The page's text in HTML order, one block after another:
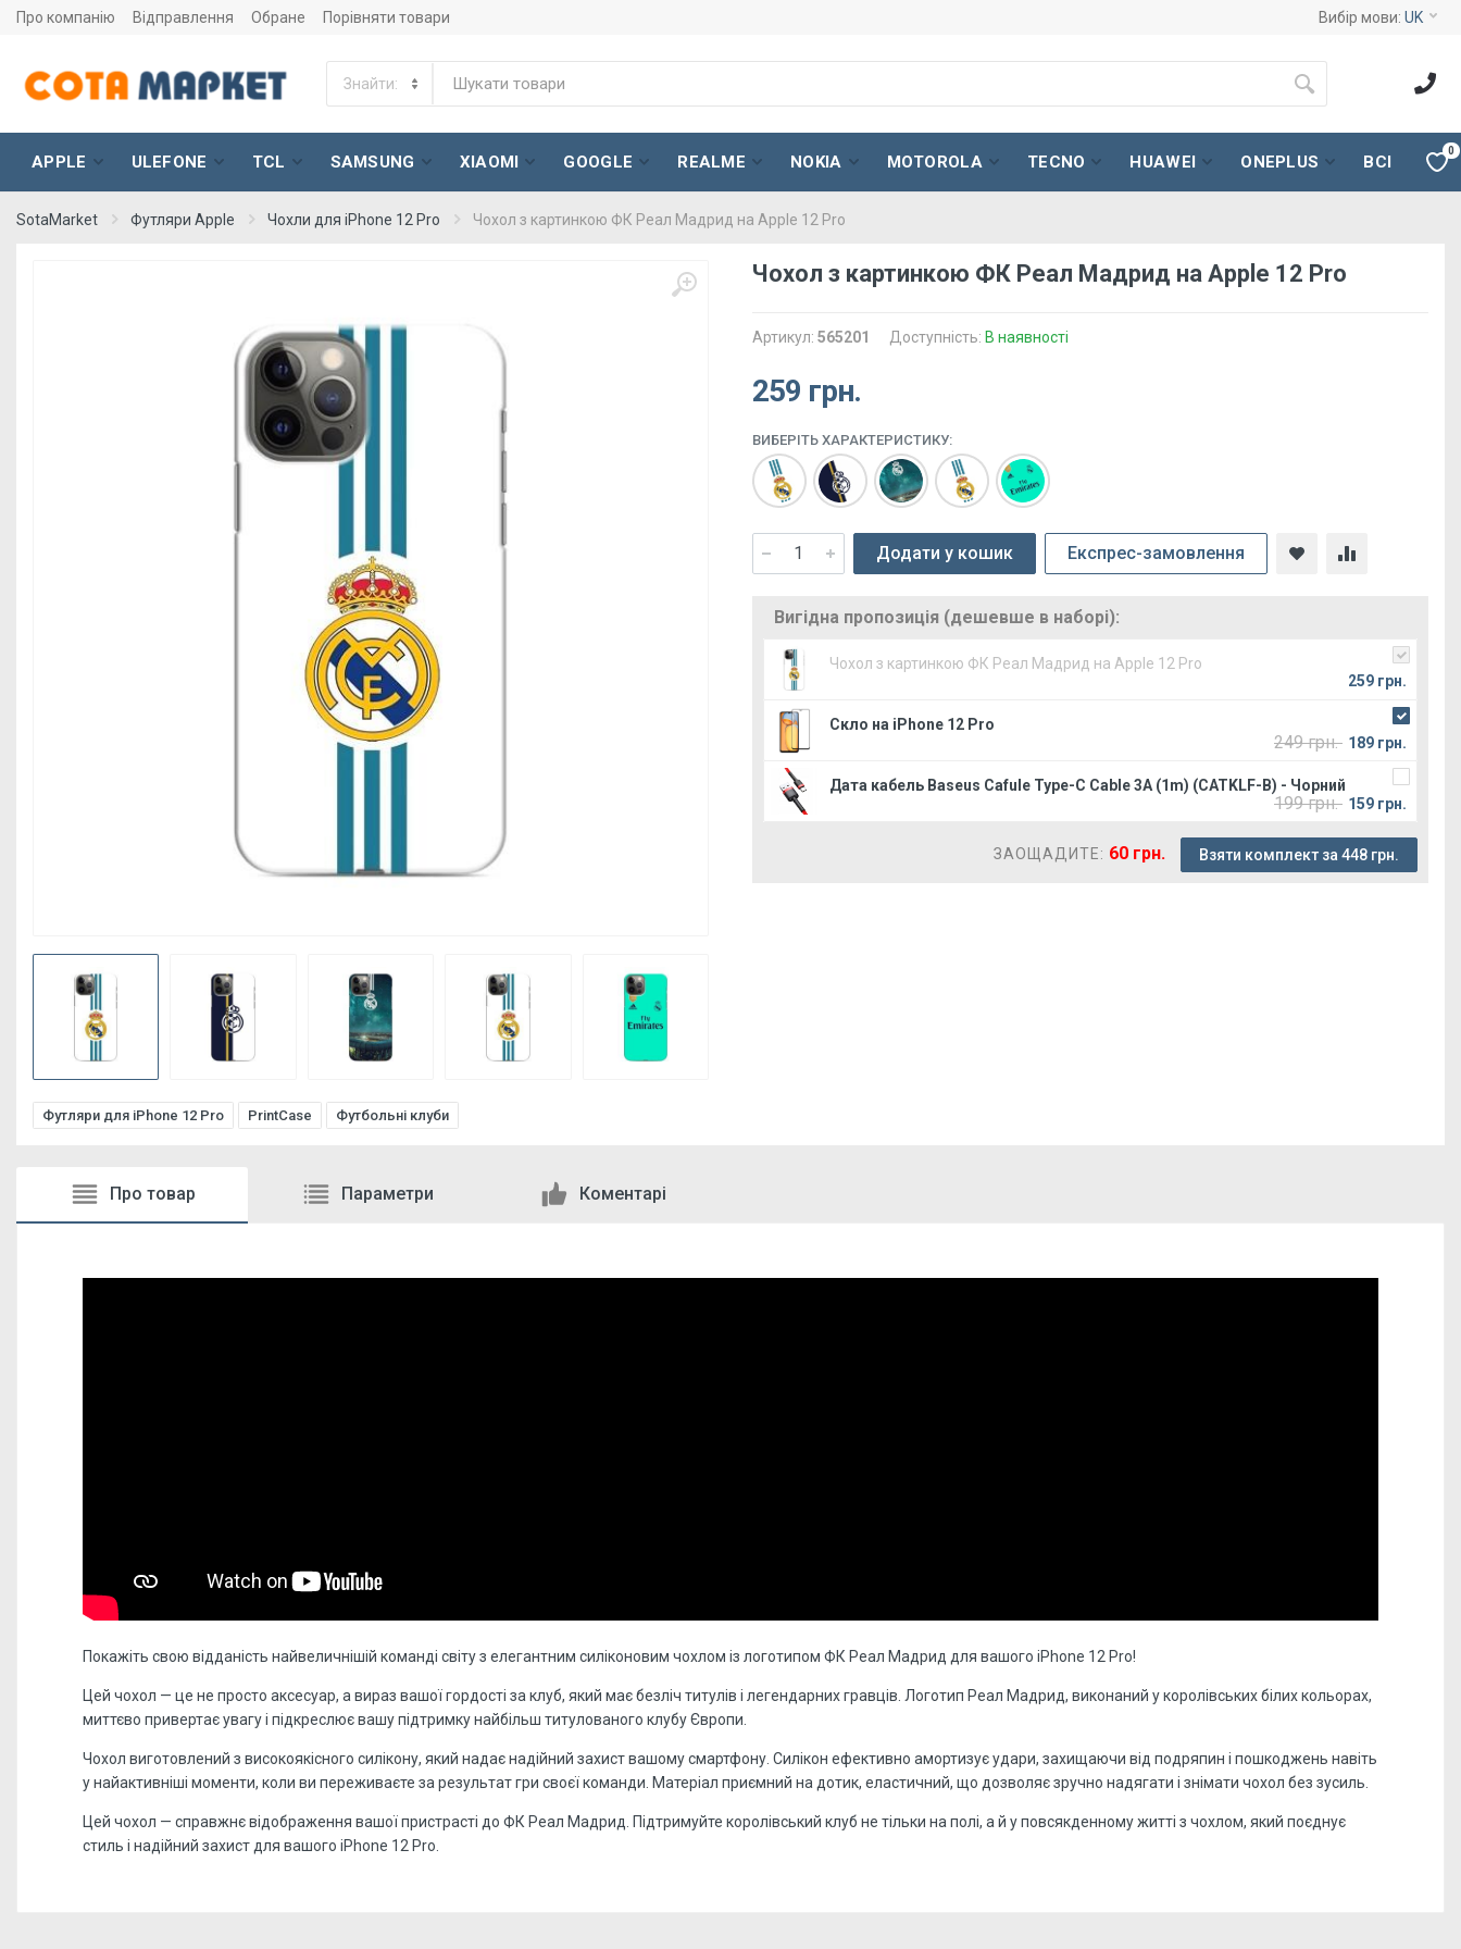
Про компанію Відправлення Обране Порівняти товари Вибір мови: UK
APPLE ULEFONE TCL SAMSUNG XIAOMI GOOGLE REALME NOKIA MOTOROLA TECNO HUAWEI ONEPLUS ВСІ
0
SotaMarket Футляри Apple Чохли для iPhone 12 Pro Чохол з картинкою ФК Реал Мадрид на Apple 12 Pro
Чохол з картинкою ФК Реал Мадрид на Apple 12 Pro
Артикул: 565201 Доступність: В наявності
259 грн.
ВИБЕРІТЬ ХАРАКТЕРИСТИКУ:
Додати у кошик Експрес-замовлення
Вигідна пропозиція (дешевше в наборі):
Чохол з картинкою ФК Реал Мадрид на Apple 12 Pro
259 грн.
Скло на iPhone 12 Pro
249 грн. 189 грн.
Дата кабель Baseus Cafule Type-C Cable 3A (1m) (CATKLF-B) - Чорний
199 грн. 159 грн.
ЗАОЩАДИТЕ: 60 грн. Взяти комплект за 448 грн.
Футляри для iPhone 12 Pro PrintCase Футбольні клуби
Про товар Параметри Коментарі
Покажіть свою відданість найвеличнішій команді світу з елегантним силіконовим чохлом із логотипом ФК Реал Мадрид для вашого iPhone 12 Pro!
Цей чохол — це не просто аксесуар, а вираз вашої гордості за клуб, який має безліч титулів і легендарних гравців. Логотип Реал Мадрид, виконаний у королівських білих кольорах,
миттєво привертає увагу і підкреслює вашу підтримку найбільш титулованого клубу Європи.
Чохол виготовлений з високоякісного силікону, який надає надійний захист вашому смартфону. Силікон ефективно амортизує удари, захищаючи від подряпин і пошкоджень навіть
у найактивніші моменти, коли ви переживаєте за результат гри своєї команди. Матеріал приємний на дотик, еластичний, що дозволяє зручно надягати і знімати чохол без зусиль.
Цей чохол — справжнє відображення вашої пристрасті до ФК Реал Мадрид. Підтримуйте королівський клуб не тільки на полі, а й у повсякденному житті з чохлом, який поєднує
стиль і надійний захист для вашого iPhone 12 Pro.